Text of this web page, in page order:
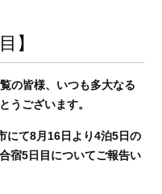
】
の皆様、いつも多大なる
うございます。
にて8月16日より4泊5日の
宿5日目についてご報告い